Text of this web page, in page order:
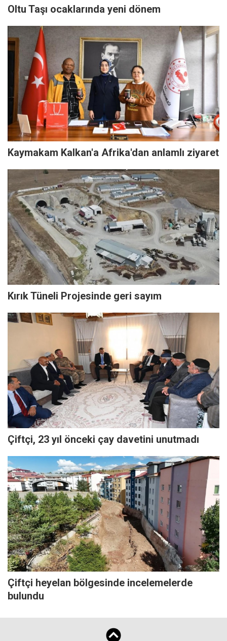
Oltu Taşı ocaklarında yeni dönem
Kaymakam Kalkan'a Afrika'dan anlamlı ziyaret
Kırık Tüneli Projesinde geri sayım
Çiftçi, 23 yıl önceki çay davetini unutmadı
Çiftçi heyelan bölgesinde incelemelerde
bulundu